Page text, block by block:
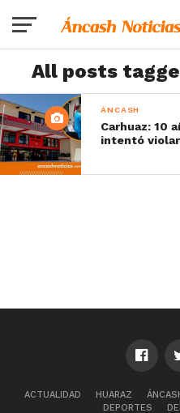
All posts
ÁNCASH
Carhuaz: 10
intentó violar
ACTUALIDAD HUARAZ
DEPORTES